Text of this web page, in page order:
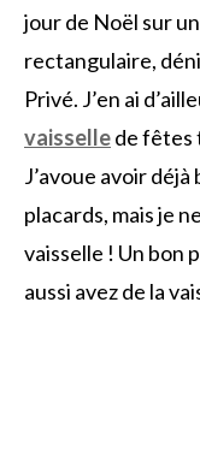
jour de Noël sur
rectangulaire,
Privé. J’en ai
vaissellede fêtes
J’avoue avoir
placards, mais je
vaisselle ! Un bon
aussi avez de la